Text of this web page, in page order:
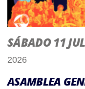
SÁBADO 11
2026
ASAMBLEA